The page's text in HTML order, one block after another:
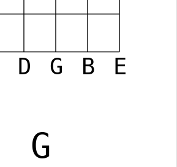
D G B E
G